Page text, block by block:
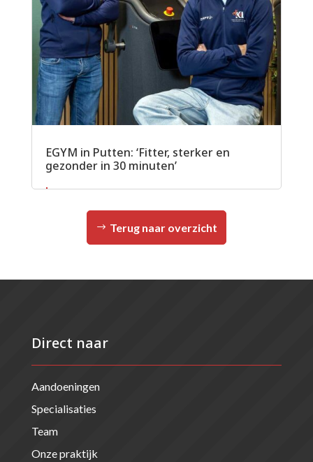
EGYM in Putten: ‘Fitter, sterker en
gezonder in 30 minuten’
Lees meer
Terug naar overzicht
Direct naar
Aandoeningen
Specialisaties
Team
Onze praktijk